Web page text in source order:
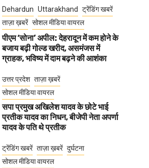
Dehardun Uttarakhand
ट्रेंडिंग खबरें
ताज़ा ख़बरें सोशल मीडिया वायरल
पीएम ‘सोना’ अपील: देहरादून में कम होने के
बजाय बढ़ी गोल्ड खरीद, असमंजस में
ग्राहक, भविष्य में दाम बढ़ने की आशंका
उत्तर प्रदेश ताज़ा ख़बरें
सोशल मीडिया वायरल
सपा प्रमुख अखिलेश यादव के छोटे भाई
प्रतीक यादव का निधन, बीजेपी नेता अपर्णा
यादव के पति थे प्रतीक
ट्रेंडिंग खबरें ताज़ा ख़बरें दुर्घटना
सोशल मीडिया वायरल